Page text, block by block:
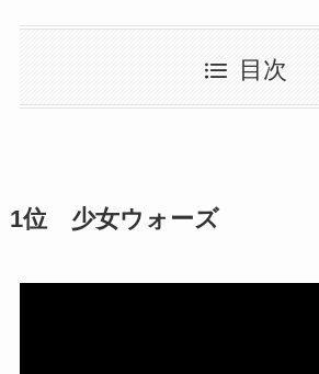
目次
1位 少女ウォーズ